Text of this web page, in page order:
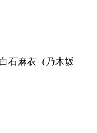
石麻衣（乃木坂